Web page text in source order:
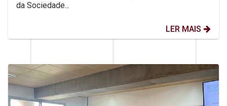
da Sociedade...
LER MAIS